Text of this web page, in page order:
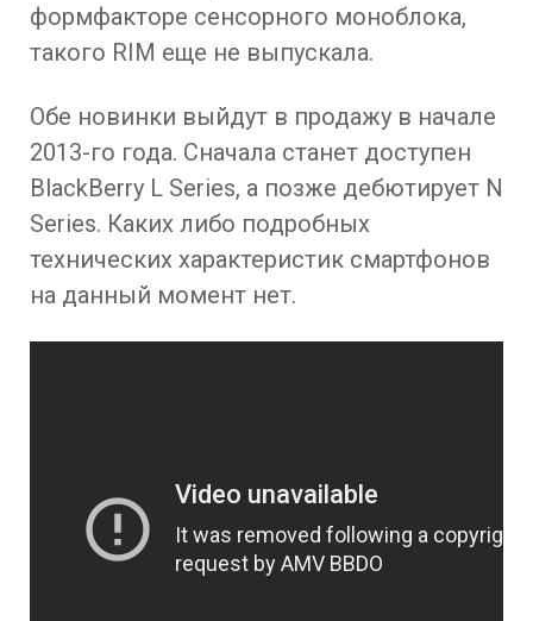
формфакторе сенсорного моноблока,
такого RIM еще не выпускала.
Обе новинки выйдут в продажу в начале
2013-го года. Сначала станет доступен
BlackBerry L Series, а позже дебютирует N
Series. Каких либо подробных
технических характеристик смартфонов
на данный момент нет.